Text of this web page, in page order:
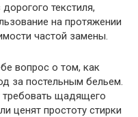
текстиля,
на протяжении
частой замены.
вопрос о том, как
за постельным бельем.
требовать щадящего
ценят простоту стирки